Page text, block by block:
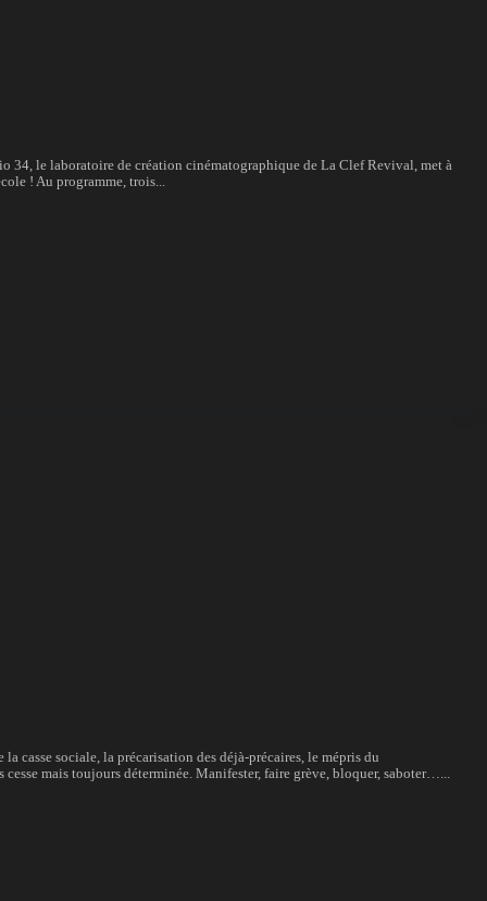
34, le laboratoire de création cinématographique de La Clef Revival, met à
! Au programme, trois...
casse sociale, la précarisation des déjà-précaires, le mépris du
mais toujours déterminée. Manifester, faire grève, bloquer, saboter…...